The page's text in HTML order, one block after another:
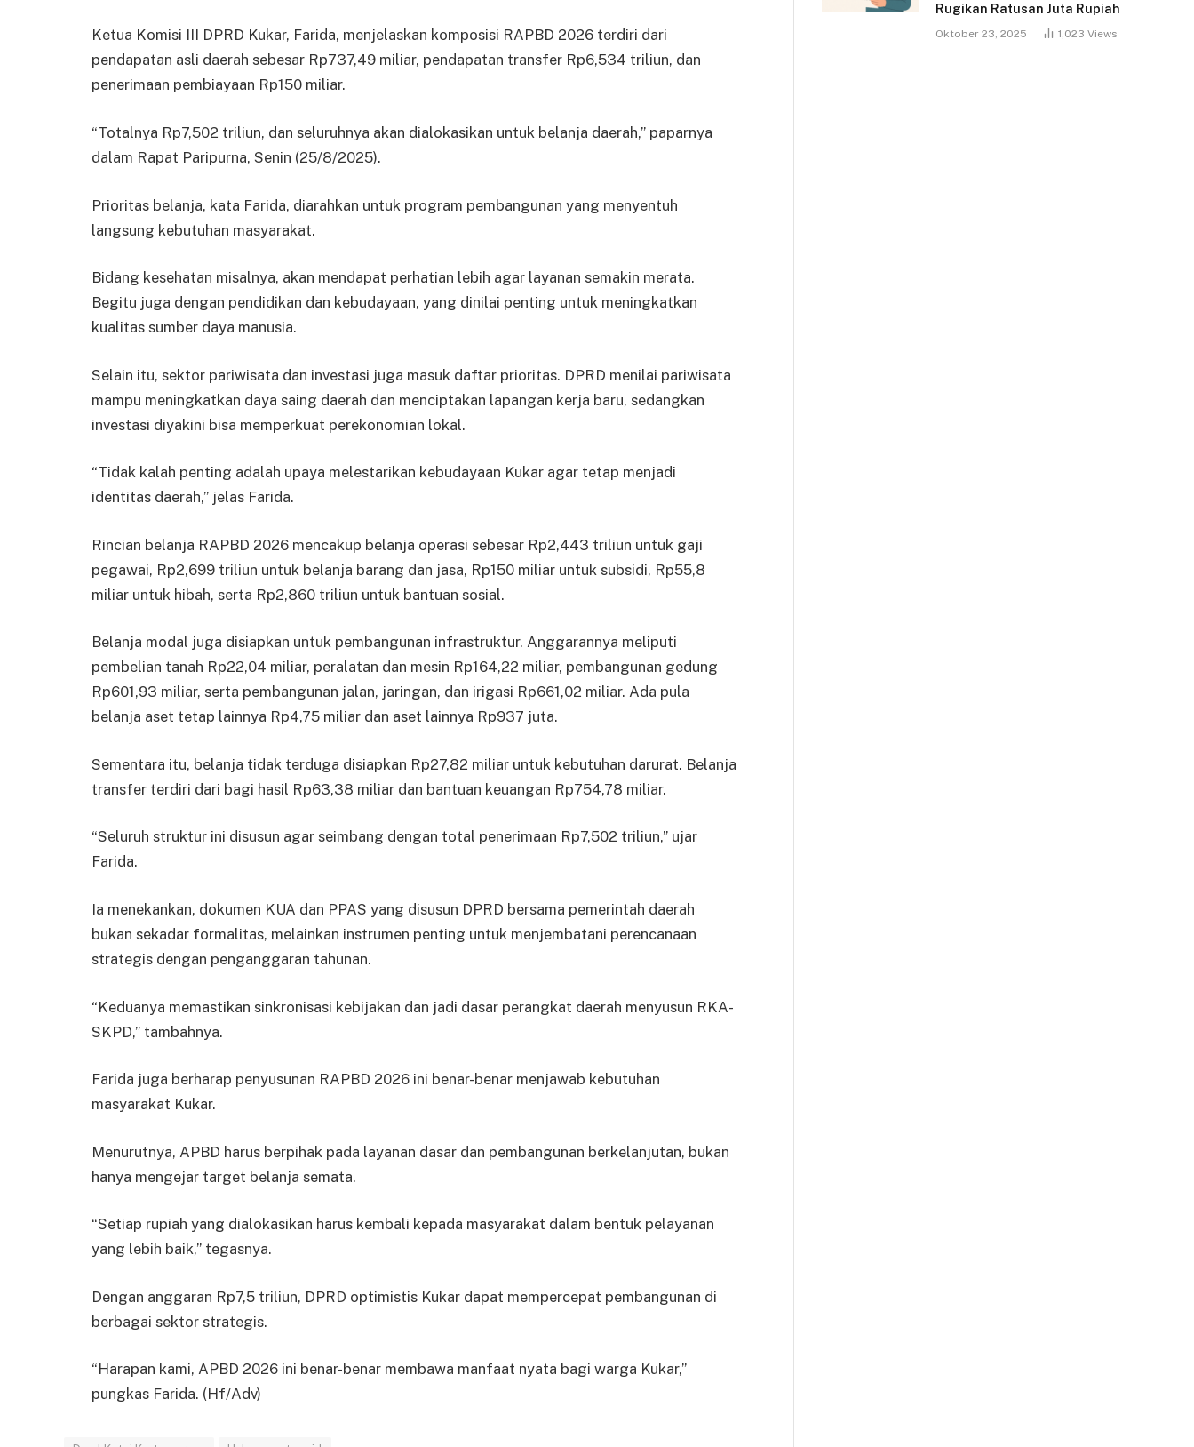
Ketua Komisi III DPRD Kukar, Farida, menjelaskan komposisi RAPBD 2026 terdiri dari
pendapatan asli daerah sebesar Rp737,49 miliar, pendapatan transfer Rp6,534 triliun, dan
penerimaan pembiayaan Rp150 miliar.
“Totalnya Rp7,502 triliun, dan seluruhnya akan dialokasikan untuk belanja daerah,” paparnya
dalam Rapat Paripurna, Senin (25/8/2025).
Prioritas belanja, kata Farida, diarahkan untuk program pembangunan yang menyentuh
langsung kebutuhan masyarakat.
Bidang kesehatan misalnya, akan mendapat perhatian lebih agar layanan semakin merata.
Begitu juga dengan pendidikan dan kebudayaan, yang dinilai penting untuk meningkatkan
kualitas sumber daya manusia.
Selain itu, sektor pariwisata dan investasi juga masuk daftar prioritas. DPRD menilai pariwisata
mampu meningkatkan daya saing daerah dan menciptakan lapangan kerja baru, sedangkan
investasi diyakini bisa memperkuat perekonomian lokal.
“Tidak kalah penting adalah upaya melestarikan kebudayaan Kukar agar tetap menjadi
identitas daerah,” jelas Farida.
Rincian belanja RAPBD 2026 mencakup belanja operasi sebesar Rp2,443 triliun untuk gaji
pegawai, Rp2,699 triliun untuk belanja barang dan jasa, Rp150 miliar untuk subsidi, Rp55,8
miliar untuk hibah, serta Rp2,860 triliun untuk bantuan sosial.
Belanja modal juga disiapkan untuk pembangunan infrastruktur. Anggarannya meliputi
pembelian tanah Rp22,04 miliar, peralatan dan mesin Rp164,22 miliar, pembangunan gedung
Rp601,93 miliar, serta pembangunan jalan, jaringan, dan irigasi Rp661,02 miliar. Ada pula
belanja aset tetap lainnya Rp4,75 miliar dan aset lainnya Rp937 juta.
Sementara itu, belanja tidak terduga disiapkan Rp27,82 miliar untuk kebutuhan darurat. Belanja
transfer terdiri dari bagi hasil Rp63,38 miliar dan bantuan keuangan Rp754,78 miliar.
“Seluruh struktur ini disusun agar seimbang dengan total penerimaan Rp7,502 triliun,” ujar
Farida.
Ia menekankan, dokumen KUA dan PPAS yang disusun DPRD bersama pemerintah daerah
bukan sekadar formalitas, melainkan instrumen penting untuk menjembatani perencanaan
strategis dengan penganggaran tahunan.
“Keduanya memastikan sinkronisasi kebijakan dan jadi dasar perangkat daerah menyusun RKA-
SKPD,” tambahnya.
Farida juga berharap penyusunan RAPBD 2026 ini benar-benar menjawab kebutuhan
masyarakat Kukar.
Menurutnya, APBD harus berpihak pada layanan dasar dan pembangunan berkelanjutan, bukan
hanya mengejar target belanja semata.
“Setiap rupiah yang dialokasikan harus kembali kepada masyarakat dalam bentuk pelayanan
yang lebih baik,” tegasnya.
Dengan anggaran Rp7,5 triliun, DPRD optimistis Kukar dapat mempercepat pembangunan di
berbagai sektor strategis.
“Harapan kami, APBD 2026 ini benar-benar membawa manfaat nyata bagi warga Kukar,”
pungkas Farida. (Hf/Adv)
Rugikan Ratusan Juta Rupiah
Oktober 23, 2025 1,023 Views